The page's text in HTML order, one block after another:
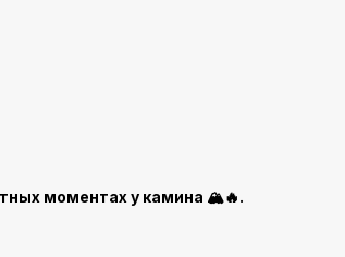
моментах у камина 🏔️🔥.